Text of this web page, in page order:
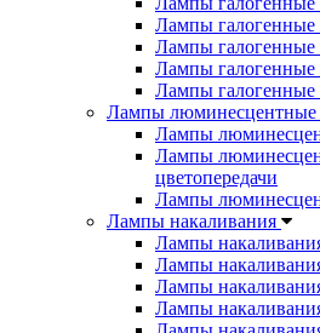
Лампы
Лампы галогенные
Лампы галогенные
Лампы галогенные
Лампы люминесцентные
Лампы
Лампы
цветопередачи
Лампы
Лампы накаливания
Лампы
Лампы
Лампы
Лампы